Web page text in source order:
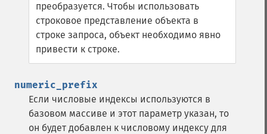
преобразуется. Чтобы использовать
строковое представление объекта в
строке запроса, объект необходимо явно
привести к строке.
numeric_prefix
Если числовые индексы используются в
базовом массиве и этот параметр указан, то
он будет добавлен к числовому индексу для